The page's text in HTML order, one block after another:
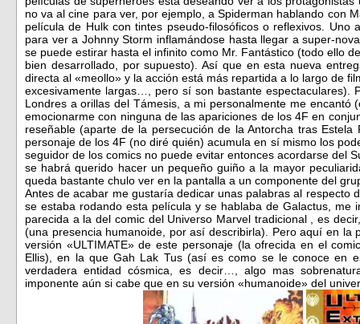
no va al cine para ver, por ejemplo, a Spiderman hablando con
película de Hulk con tintes pseudo-filosóficos o reflexivos. Uno
para ver a Johnny Storm inflamándose hasta llegar a super-
se puede estirar hasta el infinito como Mr. Fantástico (todo ello
bien desarrollado, por supuesto). Así que en esta nueva
directa al «meollo» y la acción está más repartida a lo largo de
excesivamente largas…, pero sí son bastante espectaculares).
Londres a orillas del Támesis, a mi personalmente me encantó
emocionarme con ninguna de las apariciones de los 4F en
reseñable (aparte de la persecución de la Antorcha tras
personaje de los 4F (no diré quién) acumula en sí mismo los
seguidor de los comics no puede evitar entonces acordarse del
se habrá querido hacer un pequeño guiño a la mayor
queda bastante chulo ver en la pantalla a un componente del
Antes de acabar me gustaría dedicar unas palabras al respecto
se estaba rodando esta película y se hablaba de Galactus, me
parecida a la del comic del Universo Marvel tradicional , es
(una presencia humanoide, por así describirla). Pero aquí en la
versión «ULTIMATE» de este personaje (la ofrecida en el
Ellis), en la que Gah Lak Tus (así es como se le conoce en
verdadera entidad cósmica, es decir…, algo mas
imponente aún si cabe que en su versión «humanoide» del